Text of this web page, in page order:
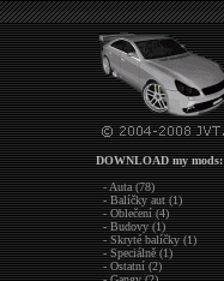
DOWNLOAD my mods:
- Auta (78)
- Balíčky aut (1)
- Oblečení (4)
- Budovy (1)
- Skryté balíčky (1)
- Speciálně (1)
- Ostatní (2)